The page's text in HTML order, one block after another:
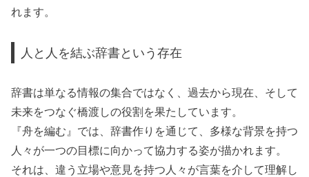
れます。
人と人を結ぶ辞書という存在
辞書は単なる情報の集合ではなく、過去から現在、そして
未来をつなぐ橋渡しの役割を果たしています。
『舟を編む』では、辞書作りを通じて、多様な背景を持つ
人々が一つの目標に向かって協力する姿が描かれます。
それは、違う立場や意見を持つ人々が言葉を介して理解し